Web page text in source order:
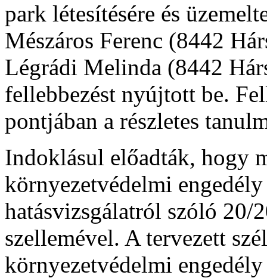
park létesítésére és
Mészáros Ferenc (8442
Légrádi Melinda (8442
fellebbezést nyújtott be.
pontjában a részletes
Indoklásul előadták, hogy
környezetvédelmi
hatásvizsgálatról szóló
szellemével. A tervezett
környezetvédelmi